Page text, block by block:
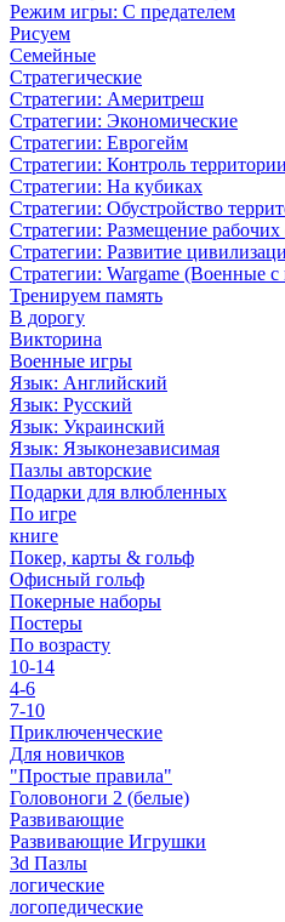
Режим игры: С предателем
Рисуем
Семейные
Стратегические
Стратегии: Америтреш
Стратегии: Экономические
Стратегии: Еврогейм
Стратегии: Контроль территории
Стратегии: На кубиках
Стратегии: Обустройство
Стратегии: Размещение рабочих
Стратегии: Развитие
Стратегии: Wargame (Военные
Тренируем память
В дорогу
Викторина
Военные игры
Язык: Английский
Язык: Русский
Язык: Украинский
Язык: Языконезависимая
Пазлы авторские
Подарки для влюбленных
По игре
книге
Покер, карты & гольф
Офисный гольф
Покерные наборы
Постеры
По возрасту
10-14
4-6
7-10
Приключенческие
Для новичков
"Простые правила"
Головоноги 2 (белые)
Развивающие
Развивающие Игрушки
3d Пазлы
логические
логопедические